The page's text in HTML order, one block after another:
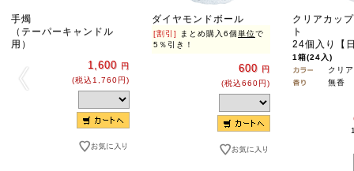
手燭
（テーパーキャンドル
用）
1,600 円
(税込1,760円)
ダイヤモンドボール
[割引] まとめ購入6個 単位で
5％引き！
600 円
(税込660円)
クリアカッ
ト
24個入り【
1箱(24入)
クリア
無香